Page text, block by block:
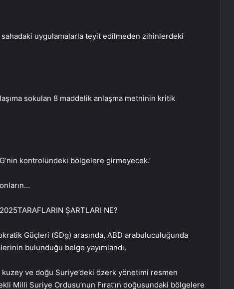
uygulamalarla teyit edilmeden zihinlerdeki
sokulan 8 maddelik anlaşma metninin kritik
kontrolündeki bölgelere girmeyecek.’
ŞARTLARI NE?
Güçleri (SDg) arasında, ABD arabuluculuğunda
bulunduğu belge yayımlandı.
ve doğu Suriye’deki özerk yönetimi resmen
Milli Suriye Ordusu’nun Fırat’ın doğusundaki bölgelere